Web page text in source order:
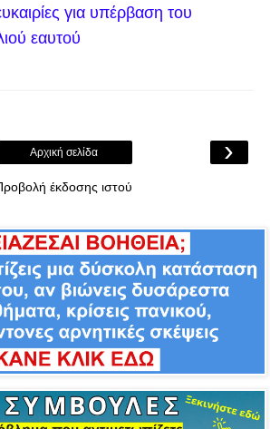
για υπέρβαση του
εαυτού
›
Αρχική σελίδα
έκδοσης ιστού